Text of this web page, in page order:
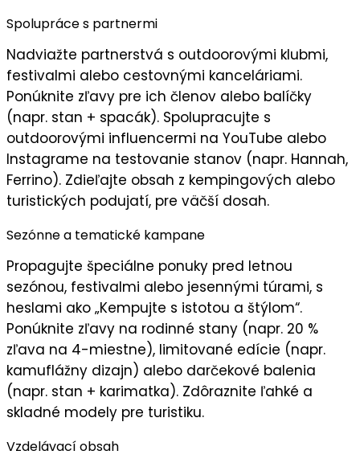
Spolupráce s partnermi
Nadviažte partnerstvá s outdoorovými klubmi,
festivalmi alebo cestovnými kanceláriami.
Ponúknite zľavy pre ich členov alebo balíčky
(napr. stan + spacák). Spolupracujte s
outdoorovými influencermi na YouTube alebo
Instagrame na testovanie stanov (napr. Hannah,
Ferrino). Zdieľajte obsah z kempingových alebo
turistických podujatí, pre väčší dosah.
Sezónne a tematické kampane
Propagujte špeciálne ponuky pred letnou
sezónou, festivalmi alebo jesennými túrami, s
heslami ako „Kempujte s istotou a štýlom“.
Ponúknite zľavy na rodinné stany (napr. 20 %
zľava na 4-miestne), limitované edície (napr.
kamuflážny dizajn) alebo darčekové balenia
(napr. stan + karimatka). Zdôraznite ľahké a
skladné modely pre turistiku.
Vzdelávací obsah